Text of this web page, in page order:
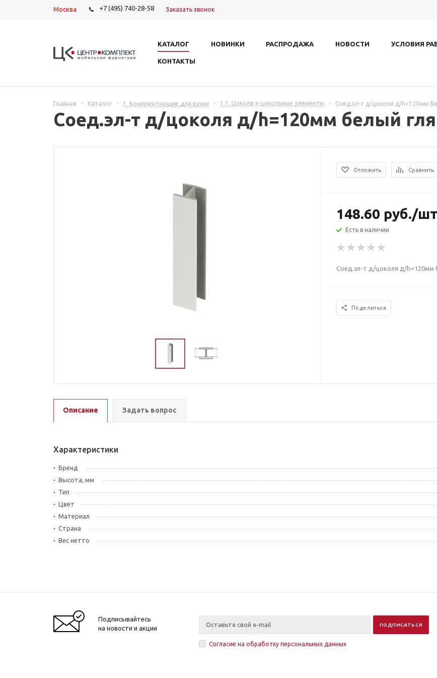
Москва +7 (495) 740-28-58 Заказать звонок
КАТАЛОГ НОВИНКИ РАСПРОДАЖА НОВОСТИ УСЛОВИЯ
КОНТАКТЫ
Главная - Каталог - 1. Комплектующие для кухни - 1.1. Цоколи и цокольные элементы - Соед.эл-т д/цоколя д/h=120мм
Соед.эл-т д/цоколя д/h=120мм белый
Отложить Сравнить
148.60 руб./шт
Есть в наличии
Соед.эл-т д/цоколя д/h=120мм
Поделиться
Описание Задать вопрос
Характеристики
Бренд
Высота, мм
Тип
Цвет
Материал
Страна
Вес нетто
Подписывайтесь
на новости и акции
Согласие на обработку персональных данных